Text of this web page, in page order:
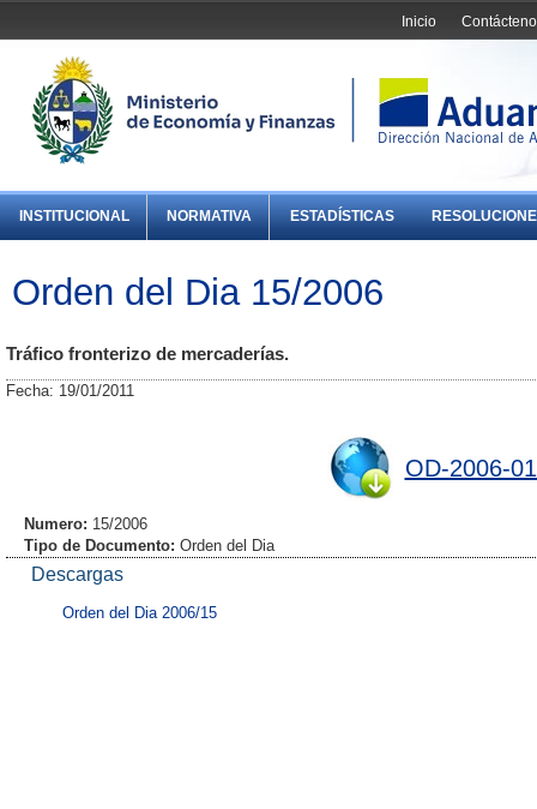
Inicio
INSTITUCIONAL NORMATIVA ESTADÍSTICAS
Orden del Dia 15/2006
Tráfico fronterizo de mercaderías.
Fecha: 19/01/2011
OD-2006-
Numero: 15/2006
Tipo de Documento: Orden del Dia
Descargas
Orden del Dia 2006/15